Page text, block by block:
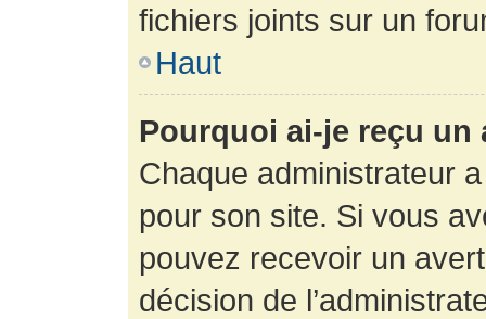
fichiers joints sur un
Haut
Pourquoi ai-je reçu un
Chaque administrateur
pour son site. Si vous
pouvez recevoir un
décision de